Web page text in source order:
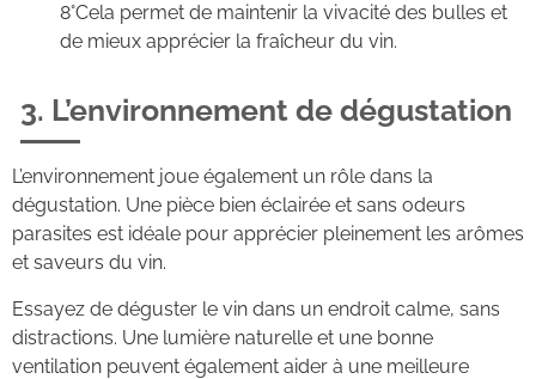
8°Cela permet de maintenir la vivacité des bulles et
de mieux apprécier la fraîcheur du vin.
3. L’environnement de dégustation
L’environnement joue également un rôle dans la
dégustation. Une pièce bien éclairée et sans odeurs
parasites est idéale pour apprécier pleinement les arômes
et saveurs du vin.
Essayez de déguster le vin dans un endroit calme, sans
distractions. Une lumière naturelle et une bonne
ventilation peuvent également aider à une meilleure